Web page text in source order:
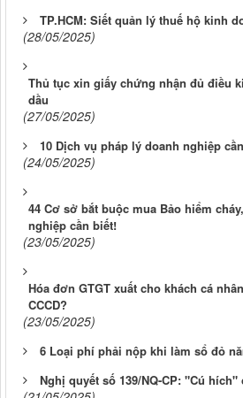
TP.HCM: Siết quản lý thuế hộ kinh
(28/05/2025)
Thủ tục xin giấy chứng nhận đủ điều
dầu
(27/05/2025)
10 Dịch vụ pháp lý doanh nghiệp
(24/05/2025)
44 Cơ sở bắt buộc mua Bảo hiểm
nghiệp cần biết!
(23/05/2025)
Hóa đơn GTGT xuất cho khách cá
CCCD?
(23/05/2025)
6 Loại phí phải nộp khi làm sổ đỏ
Nghị quyết số 139/NQ-CP: "Cú